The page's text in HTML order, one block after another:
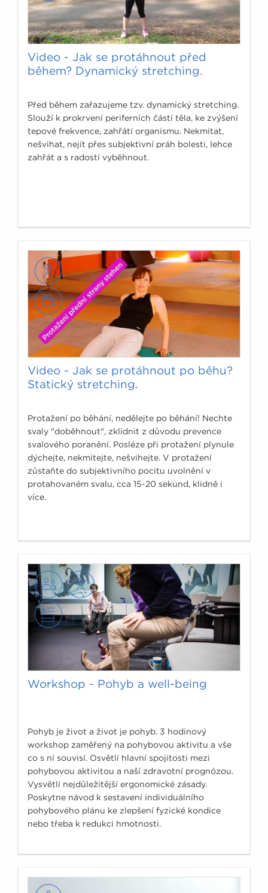
Video - Jak se protáhnout před
během? Dynamický stretching.
Před během zařazujeme tzv. dynamický stretching.
Slouží k prokrvení periferních částí těla, ke zvýšení
tepové frekvence, zahřátí organismu. Nekmitat,
nešvihat, nejít přes subjektivní práh bolesti, lehce
zahřát a s radostí vyběhnout.
Video - Jak se protáhnout po běhu?
Statický stretching.
Protažení po běhání, nedělejte po běhání! Nechte
svaly "doběhnout", zklidnit z důvodu prevence
svalového poranění. Posléze při protažení plynule
dýchejte, nekmitejte, nešvihejte. V protažení
zůstaňte do subjektivního pocitu uvolnění v
protahovaném svalu, cca 15-20 sekund, klidně i
více.
Workshop - Pohyb a well-being
Pohyb je život a život je pohyb. 3 hodinový
workshop zaměřený na pohybovou aktivitu a vše
co s ní souvisí. Osvětlí hlavní spojitosti mezi
pohybovou aktivitou a naší zdravotní prognózou.
Vysvětlí nejdůležitější ergonomické zásady.
Poskytne návod k sestavení individuálního
pohybového plánu ke zlepšení fyzické kondice
nebo třeba k redukci hmotnosti.